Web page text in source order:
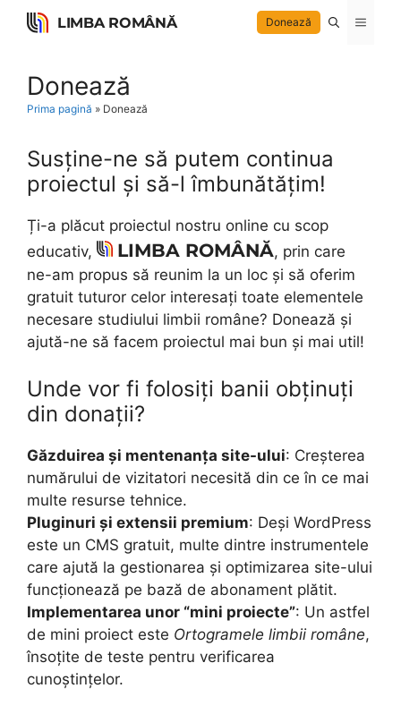
Skip
LIMBA ROMÂNĂ Donează Menu
Donează
Prima pagină » Donează
Susține-ne să putem continua
proiectul și să-l îmbunătățim!
Ți-a plăcut proiectul nostru online cu scop
educativ,
LIMBA ROMÂNĂ, prin care
ne-am propus să reunim la un loc și să oferim
gratuit tuturor celor interesați toate elementele
necesare studiului limbii române? Donează și
ajută-ne să facem proiectul mai bun și mai util!
Unde vor fi folosiți banii obținuți
din donații?
Găzduirea și mentenanța site-ului: Creșterea
numărului de vizitatori necesită din ce în ce mai
multe resurse tehnice.
Pluginuri și extensii premium: Deși WordPress
este un CMS gratuit, multe dintre instrumentele
care ajută la gestionarea și optimizarea site-ului
funcționează pe bază de abonament plătit.
Implementarea unor “mini proiecte”: Un astfel
de mini proiect este Ortogramele limbii române,
însoțite de teste pentru verificarea
cunoștințelor.